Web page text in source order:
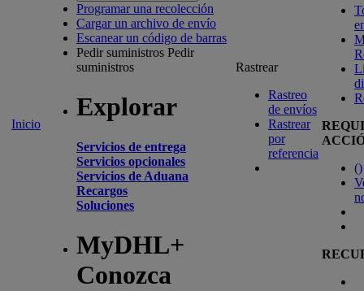
Inicio
Programar una recolección
Cargar un archivo de envío
Escanear un código de barras
Pedir suministros Pedir
suministros
Explorar
Servicios de entrega
Servicios opcionales
Servicios de Aduana
Recargos
Soluciones
MyDHL+
Conozca
Rastrear
Rastreo
de envíos
Rastrear
por
referencia
()